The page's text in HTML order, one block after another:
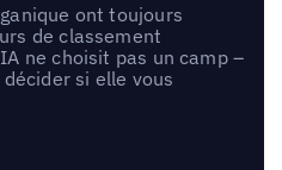
ont toujours
de classement
ne choisit pas un camp –
si elle vous